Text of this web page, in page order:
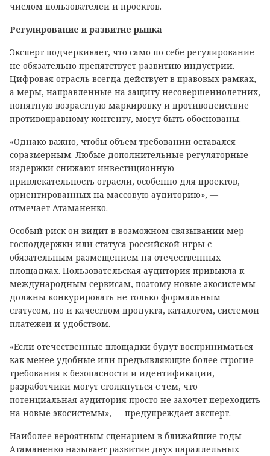
числом пользователей и проектов.
Регулирование и развитие рынка
Эксперт подчеркивает, что само по себе регулирование
не обязательно препятствует развитию индустрии.
Цифровая отрасль всегда действует в правовых рамках,
а меры, направленные на защиту несовершеннолетних,
понятную возрастную маркировку и противодействие
противоправному контенту, могут быть обоснованы.
«Однако важно, чтобы объем требований оставался
соразмерным. Любые дополнительные регуляторные
издержки снижают инвестиционную
привлекательность отрасли, особенно для проектов,
ориентированных на массовую аудиторию», —
отмечает Атаманенко.
Особый риск он видит в возможном связывании мер
господдержки или статуса российской игры с
обязательным размещением на отечественных
площадках. Пользовательская аудитория привыкла к
международным сервисам, поэтому новые экосистемы
должны конкурировать не только формальным
статусом, но и качеством продукта, каталогом, системой
платежей и удобством.
«Если отечественные площадки будут восприниматься
как менее удобные или предъявляющие более строгие
требования к безопасности и идентификации,
разработчики могут столкнуться с тем, что
потенциальная аудитория просто не захочет переходить
на новые экосистемы», — предупреждает эксперт.
Наиболее вероятным сценарием в ближайшие годы
Атаманенко называет развитие двух параллельных